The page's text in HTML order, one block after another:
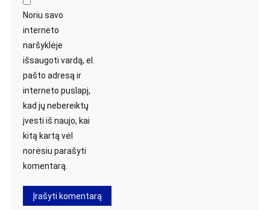
Noriu savo
interneto
naršyklėje
išsaugoti vardą, el.
pašto adresą ir
interneto puslapį,
kad jų nebereiktų
įvesti iš naujo, kai
kitą kartą vėl
norėsiu parašyti
komentarą.